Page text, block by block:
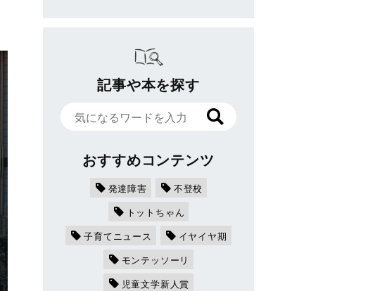
記事や本を探す
おすすめコンテンツ
発達障害
不登校
トットちゃん
子育てニュース
イヤイヤ期
モンテッソーリ
児童文学新人賞